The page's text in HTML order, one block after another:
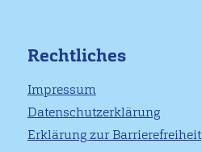
Rechtliches
Impressum
Datenschutzerklärung
Erklärung zur Barrierefreiheit